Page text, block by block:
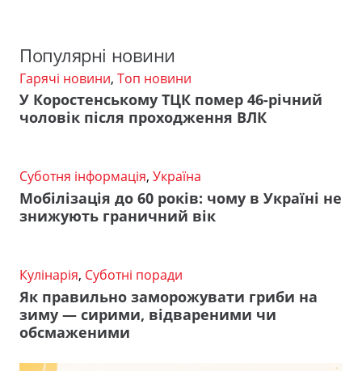
Популярні новини
Гарячі новини, Топ новини
У Коростенському ТЦК помер 46-річний
чоловік після проходження ВЛК
Суботня інформація, Україна
Мобілізація до 60 років: чому в Україні не
знижують граничний вік
Кулінарія, Суботні поради
Як правильно заморожувати гриби на
зиму — сирими, відвареними чи
обсмаженими